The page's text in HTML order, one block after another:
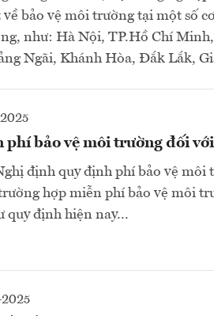
bảo vệ môi trường tại một số
như: Hà Nội, TP.Hồ Chí
Ngãi, Khánh Hòa, Đắk Lắk,
phí bảo vệ môi trường đối
định quy định phí bảo vệ môi
hợp miễn phí bảo vệ môi
quy định hiện nay...